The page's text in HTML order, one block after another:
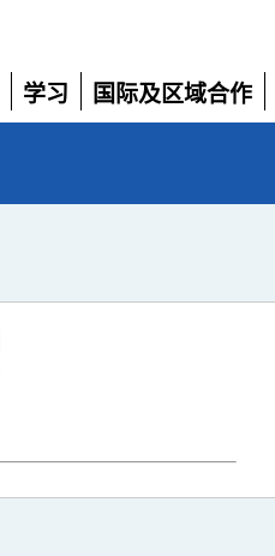
学习
展
国际及区域合作
展